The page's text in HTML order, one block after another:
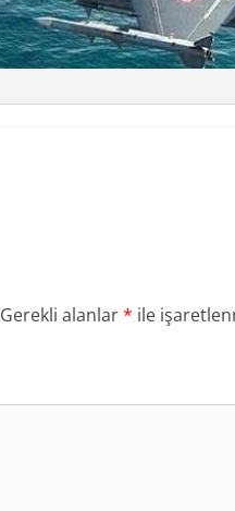
Gerekli alanlar* ile